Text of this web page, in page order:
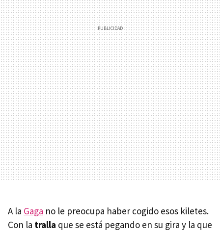
A la Gaga no le preocupa haber cogido esos kiletes.
Con la tralla que se está pegando en su gira y la que